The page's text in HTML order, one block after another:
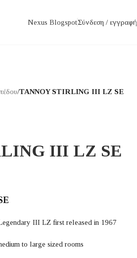
Nexus BlogspotΣύνδεση / εγγραφή
/TANNOY STIRLING III LZ SE
III LZ SE
III LZ first released in 1967
to large sized rooms